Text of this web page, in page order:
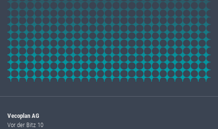
Vecoplan AG
Vor der Bitz 10